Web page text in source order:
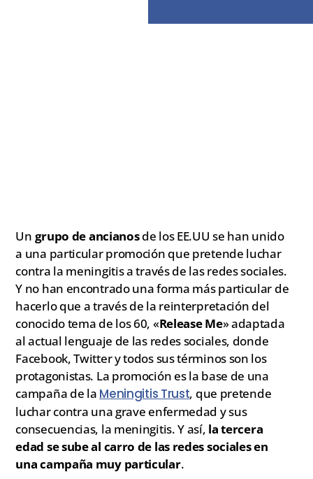
Un grupo de ancianosde los EE.UU se han unido
a una particular promoción que pretende luchar
contra la meningitis a través de las redes sociales.
Y no han encontrado una forma más particular de
hacerlo que a través de la reinterpretación del
conocido tema de los 60, «Release Me» adaptada
al actual lenguaje de las redes sociales, donde
Facebook, Twitter y todos sus términos son los
protagonistas. La promoción es la base de una
campaña de la Meningitis Trust, que pretende
luchar contra una grave enfermedad y sus
consecuencias, la meningitis. Y así, la tercera
edad se sube al carro de las redes sociales en
una campaña muy particular.